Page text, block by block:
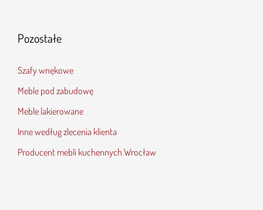
Pozostałe
Szafy wnękowe
Meble pod zabudowę
Meble lakierowane
Inne według zlecenia klienta
Producent mebli kuchennych Wrocław